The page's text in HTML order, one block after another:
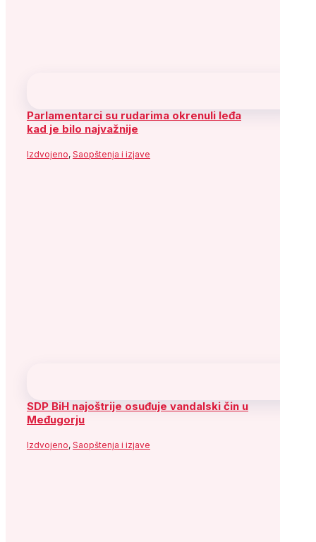
Parlamentarci su rudarima okrenuli leđa
kad je bilo najvažnije
Izdvojeno, Saopštenja i izjave
SDP BiH najoštrije osuđuje vandalski čin u
Međugorju
Izdvojeno, Saopštenja i izjave